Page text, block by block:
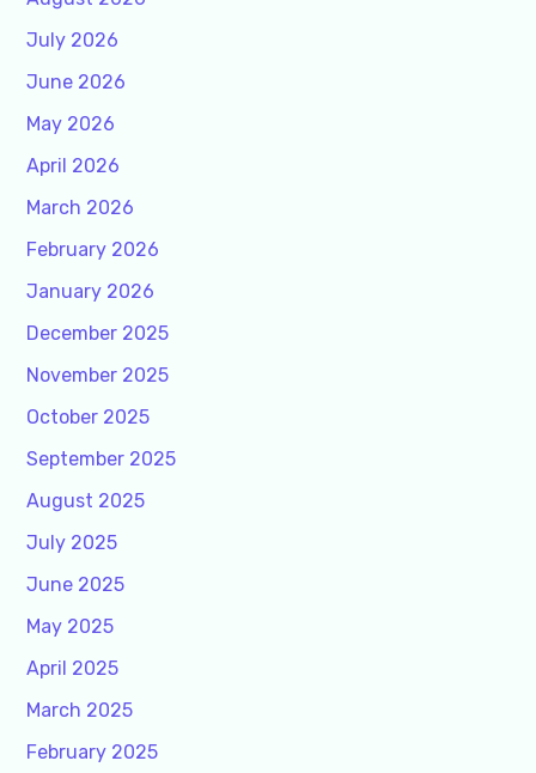
July 2026
June 2026
May 2026
April 2026
March 2026
February 2026
January 2026
December 2025
November 2025
October 2025
September 2025
August 2025
July 2025
June 2025
May 2025
April 2025
March 2025
February 2025